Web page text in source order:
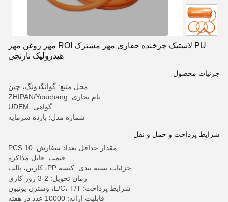
PU لاستیک چرخنده حفاری مهر مشترک ROI مهر روغن مهر
هیدرولیک نارنجی
جزئیات محصول
محل منبع: گوانگدونگ، چین
نام تجاری: ZHIPAN/Youchang
گواهی: UDEM
شماره مدل: بازده سرمایه
شرایط پرداخت و حمل و نقل
مقدار حداقل تعداد سفارش: 10 PCS
قیمت: قابل مذاکره
جزئیات بسته بندی: کیسه PP، کارتن، پالت
زمان تحویل: 2-3 روز کاری
شرایط پرداخت: L/C، T/T، وسترن یونیون
قابلیت ارائه: 10000 عدد در هفته